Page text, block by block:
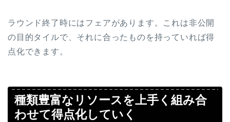
ラウンド終了時にはフェアがあります。これは非公開
の目的タイルで、それに合ったものを持っていれば得
点化できます。
種類豊富なリソースを上手く組み合
わせて得点化していく